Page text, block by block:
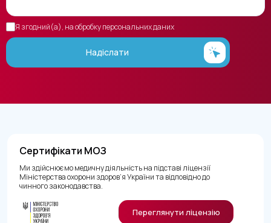
Я згодний(а), на обробку персональних даних
Надіслати
Сертифікати МОЗ
Ми здійснюємо медичну діяльність на підставі ліцензії
Міністерства охорони здоров’я України та відповідно до
чинного законодавства.
Переглянути ліцензію